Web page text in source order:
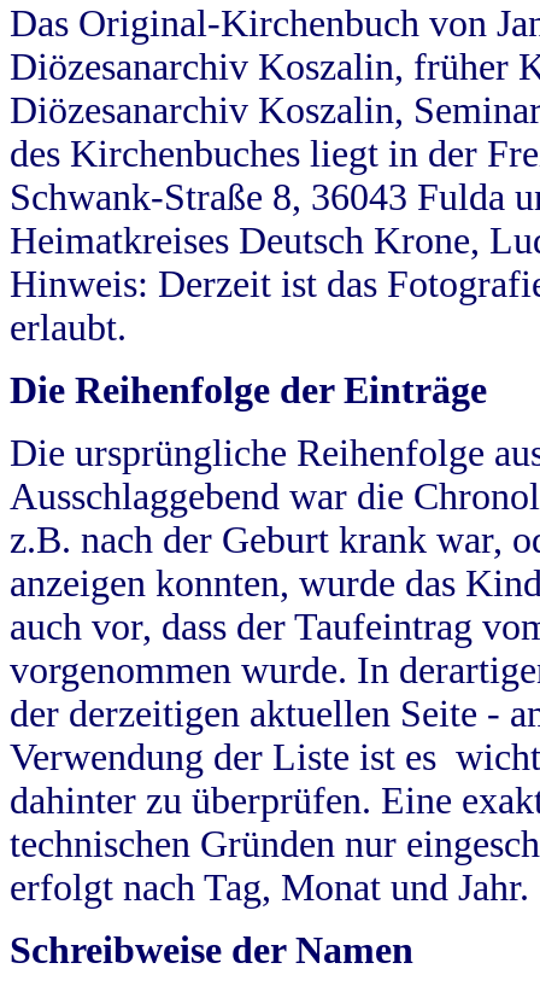
Das Original-Kirchenbuch von
Diözesanarchiv Koszalin, früher
Diözesanarchiv Koszalin,
des Kirchenbuches liegt in der
Schwank-Straße 8, 36043 Fulda
Heimatkreises Deutsch Krone,
Hinweis: Derzeit ist das
erlaubt.
Die Reihenfolge der Einträge
Die ursprüngliche Reihenfolge
Ausschlaggebend war die
z.B. nach der Geburt krank war,
anzeigen konnten, wurde das
auch vor, dass der Taufeintrag
vorgenommen wurde. In
der derzeitigen aktuellen Seite -
Verwendung der Liste ist es
dahinter zu überprüfen. Eine
technischen Gründen nur
erfolgt nach Tag, Monat und Jahr.
Schreibweise der Namen